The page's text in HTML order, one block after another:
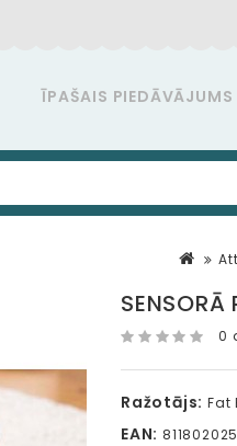
ĪPAŠAIS PIEDĀVĀJUMS
SENSORĀ
0
Ražotājs: Fat
EAN: